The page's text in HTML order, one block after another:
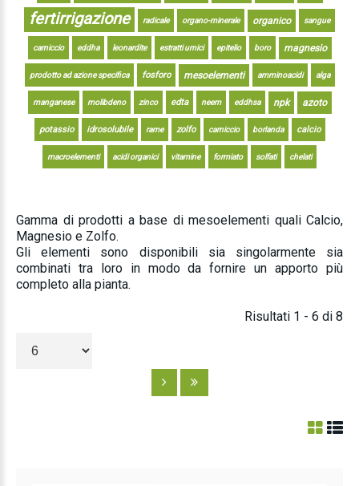
fertirrigazione radicale organo-minerale organico sangue
carniccio eddha leonardite estratti umici epitelio boro magnesio
prodotto ad azione specifica fosforo mesoelementi amminoacidi alga
manganese molibdeno zinco edta neem eddhsa npk azoto
potassio idrosolubile rame zolfo carniccio borlanda calcio
macroelementi acidi organici vitamine formiato solfati chelati
Gamma di prodotti a base di mesoelementi quali Calcio,
Magnesio e Zolfo.
Gli elementi sono disponibili sia singolarmente sia
combinati tra loro in modo da fornire un apporto più
completo alla pianta.
Risultati 1 - 6 di 8